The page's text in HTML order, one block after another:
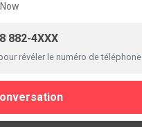
882-4XXX
révéler le numéro de téléphone